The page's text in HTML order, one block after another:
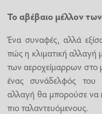
Το αβέβαιο μέλλον
Ένα συναφές, αλλά
πώς η κλιματική αλλαγή
των αεροχείμαρρων στο
ένας συνάδελφός του
αλλαγή θα μπορούσε να
πιο ταλαντευόμενους.